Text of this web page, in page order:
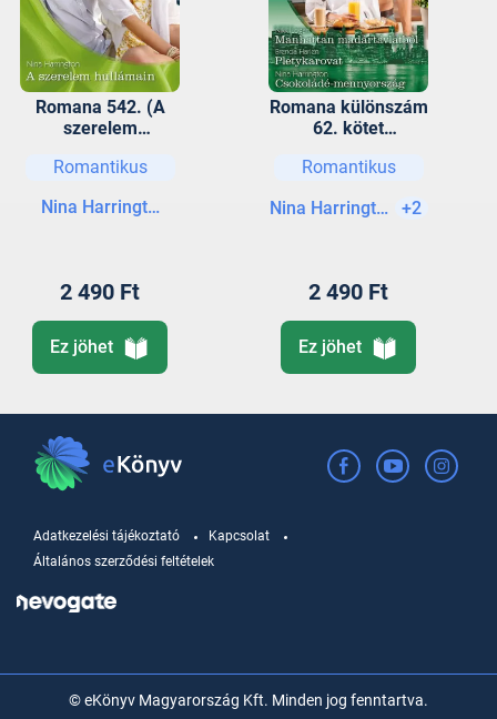
Romana 542. (A
szerelem
Romantikus
Nina Harrington
2 490 Ft
Ez jöhet
Romana különszám
62. kötet
madártávlatból,
Csokoládé-
Romantikus
Nina Harrington
+2
2 490 Ft
Ez jöhet
Adatkezelési tájékoztató
Kapcsolat
Általános szerződési feltételek
© eKönyv Magyarország Kft. Minden jog fenntartva.